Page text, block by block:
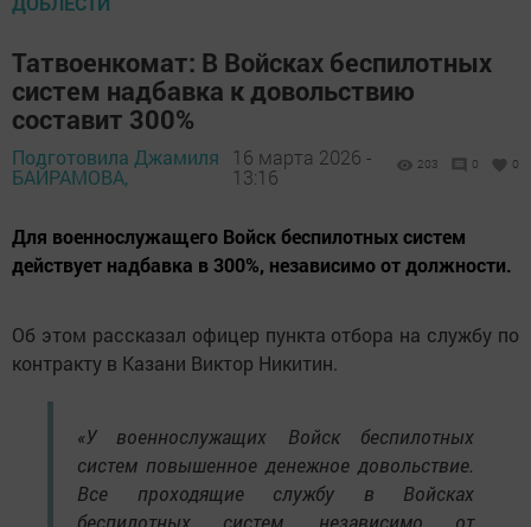
Татвоенкомат: В Войсках беспилотных
систем надбавка к довольствию
составит 300%
Подготовила Джамиля
БАЙРАМОВА,
16 марта 2026 -
13:16
203 0 0
Для военнослужащего Войск беспилотных систем
действует надбавка в 300%, независимо от должности.
Об этом рассказал офицер пункта отбора на службу по
контракту в Казани Виктор Никитин.
«У военнослужащих Войск беспилотных
систем повышенное денежное довольствие.
Все проходящие службу в Войсках
беспилотных систем, независимо от